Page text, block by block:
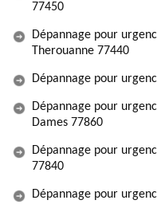
77450
Dépannage pour
Therouanne 77440
Dépannage pour
Dépannage pour
Dames 77860
Dépannage pour
77840
Dépannage pour